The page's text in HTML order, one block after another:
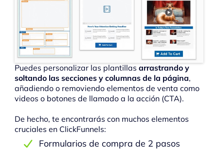
Puedes personalizar las plantillas arrastrando y
soltando las secciones y columnas de la página,
añadiendo o removiendo elementos de venta como
videos o botones de llamado a la acción (CTA).
De hecho, te encontrarás con muchos elementos
cruciales en ClickFunnels:
Formularios de compra de 2 pasos